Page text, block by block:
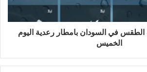
الطقس في السودان بامطار رعدية اليوم
الخميس